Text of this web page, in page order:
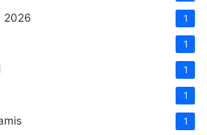
2026 1
1
1
1
1